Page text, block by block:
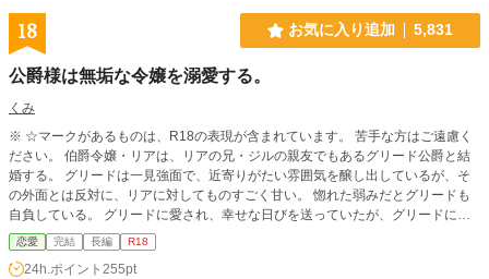
18 お気に入り追加 5,831
公爵様は無垢な令嬢を溺愛する。
くみ
※ ☆マークがあるものは、R18の表現が含まれています。 苦手な方はご遠慮く
ださい。 伯爵令嬢・リアは、リアの兄・ジルの親友でもあるグリード公爵と結
婚する。 グリードは一見強面で、近寄りがたい雰囲気を醸し出しているが、そ
の外面とは反対に、リアに対してものすごく甘い。 惚れた弱みだとグリードも
自負している。 グリードに愛され、幸せな日びを送っていたが、グリードにリ
アよりも身分の高い公爵令嬢が現れて浮気騒動になったり、グリードを恨む男性
恋愛 完結 長編 R18
24h.ポイント 255pt